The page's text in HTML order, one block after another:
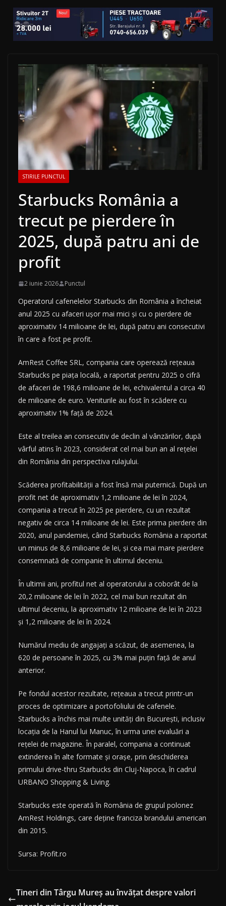
STIRILE PUNCTUL
Starbucks România a
trecut pe pierdere în
2025, după patru ani de
profit
2 iunie 2026 Punctul
Operatorul cafenelelor Starbucks din România a încheiat
anul 2025 cu afaceri ușor mai mici și cu o pierdere de
aproximativ 14 milioane de lei, după patru ani consecutivi
în care a fost pe profit.
AmRest Coffee SRL, compania care operează rețeaua
Starbucks pe piața locală, a raportat pentru 2025 o cifră
de afaceri de 198,6 milioane de lei, echivalentul a circa 40
de milioane de euro. Veniturile au fost în scădere cu
aproximativ 1% față de 2024.
Este al treilea an consecutiv de declin al vânzărilor, după
vârful atins în 2023, considerat cel mai bun an al rețelei
din România din perspectiva rulajului.
Scăderea profitabilității a fost însă mai puternică. După un
profit net de aproximativ 1,2 milioane de lei în 2024,
compania a trecut în 2025 pe pierdere, cu un rezultat
negativ de circa 14 milioane de lei. Este prima pierdere din
2020, anul pandemiei, când Starbucks România a raportat
un minus de 8,6 milioane de lei, și cea mai mare pierdere
consemnată de companie în ultimul deceniu.
În ultimii ani, profitul net al operatorului a coborât de la
20,2 milioane de lei în 2022, cel mai bun rezultat din
ultimul deceniu, la aproximativ 12 milioane de lei în 2023
și 1,2 milioane de lei în 2024.
Numărul mediu de angajați a scăzut, de asemenea, la
620 de persoane în 2025, cu 3% mai puțin față de anul
anterior.
Pe fondul acestor rezultate, rețeaua a trecut printr-un
proces de optimizare a portofoliului de cafenele.
Starbucks a închis mai multe unități din București, inclusiv
locația de la Hanul lui Manuc, în urma unei evaluări a
rețelei de magazine. În paralel, compania a continuat
extinderea în alte formate și orașe, prin deschiderea
primului drive-thru Starbucks din Cluj-Napoca, în cadrul
URBANO Shopping & Living.
Starbucks este operată în România de grupul polonez
AmRest Holdings, care deține franciza brandului american
din 2015.
Sursa: Profit.ro
Tineri din Târgu Mureș au învățat despre valori